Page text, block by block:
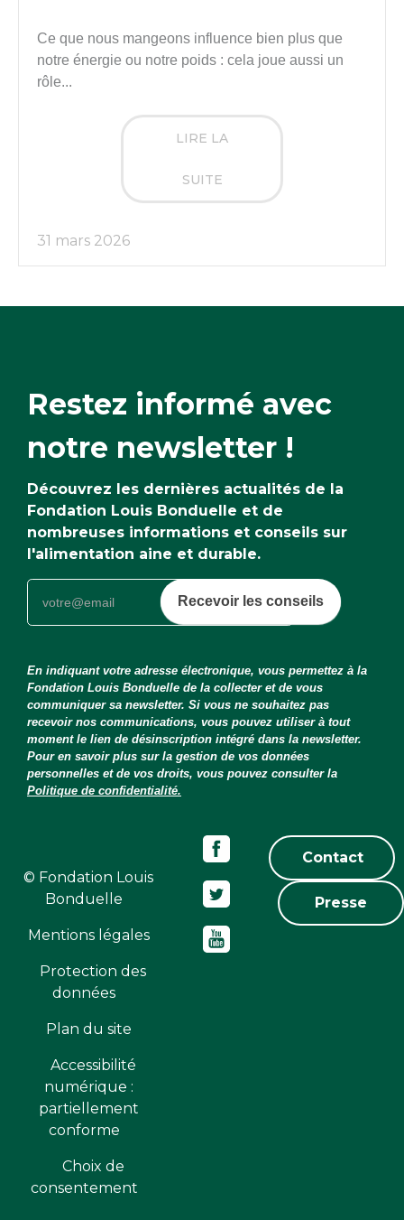
Ce que nous mangeons influence bien plus que
notre énergie ou notre poids : cela joue aussi un
rôle...
LIRE LA
SUITE
31 mars 2026
Restez informé avec
notre newsletter !
Découvrez les dernières actualités de la
Fondation Louis Bonduelle et de
nombreuses informations et conseils sur
l'alimentation aine et durable.
Recevoir les conseils
En indiquant votre adresse électronique, vous permettez à la
Fondation Louis Bonduelle de la collecter et de vous
communiquer sa newsletter. Si vous ne souhaitez pas
recevoir nos communications, vous pouvez utiliser à tout
moment le lien de désinscription intégré dans la newsletter.
Pour en savoir plus sur la gestion de vos données
personnelles et de vos droits, vous pouvez consulter la
Politique de confidentialité.
© Fondation Louis
Bonduelle
Mentions légales
Protection des
données
Plan du site
Accessibilité
numérique :
partiellement
conforme
Choix de
consentement
Contact
Presse